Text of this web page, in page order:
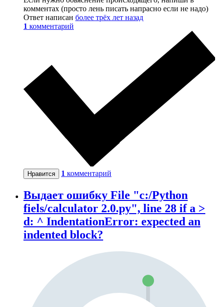
комментах (просто лень писать напрасно если не надо)
Ответ написан более трёх лет назад
1 комментарий
Нравится 1 комментарий
Выдает ошибку File "c:/Python
fiels/calculator 2.0.py", line 28 if a >
d: ^ IndentationError: expected an
indented block?